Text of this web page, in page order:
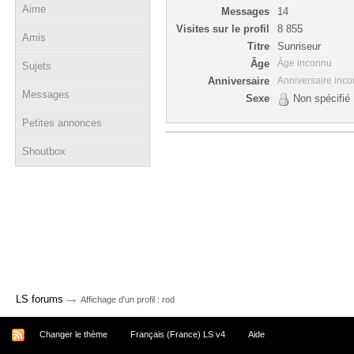
Aime
Amis
Sujets
Messages
Petites annonces
Shoutbox
Messages
14
Visites sur le profil
8 855
Titre
Sunriseur
Âge
Âge inconnu
Anniversaire Anniversaire
Sexe Non spécifié
LS forums → Affichage d'un profil : rod
Changer le thème Français (France) LS v4 Aide